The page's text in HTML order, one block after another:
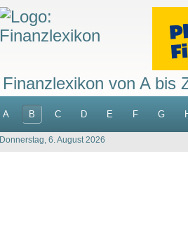
Finanzlexikon von A bis
A B C D E F G
Donnerstag, 6. August 2026